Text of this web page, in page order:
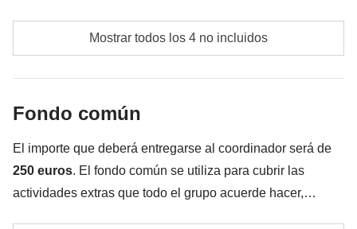
Comidas y bebidas no especificadas
meter en la mochila
Todo lo que no se menciona en la sección "Qué está
Mostrar todos los 4 no incluidos
Fondo común
El importe que deberá entregarse al coordinador será de
250 euros. El fondo común se utiliza para cubrir las
actividades extras que todo el grupo acuerde hacer,